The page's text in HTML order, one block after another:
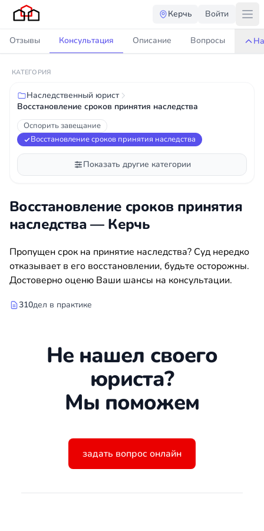
Керчь Войти
Отзывы Консультация Описание Вопросы
КАТЕГОРИЯ
Наследственный юрист
Восстановление сроков принятия наследства
Оспорить завещание
Восстановление сроков принятия наследства
Показать другие категории
Восстановление сроков принятия
наследства — Керчь
Пропущен срок на принятие наследства? Суд нередко
отказывает в его восстановлении, будьте осторожны.
Достоверно оценю Ваши шансы на консультации.
310дел в практике
Не нашел своего
юриста?
Мы поможем
задать вопрос онлайн